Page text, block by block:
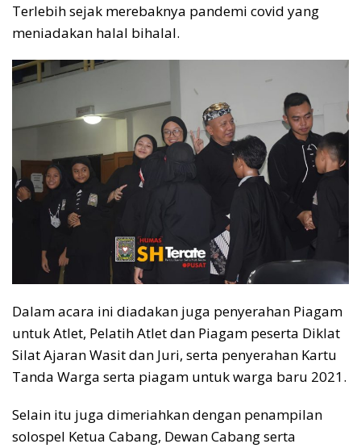
Terlebih sejak merebaknya pandemi covid yang
meniadakan halal bihalal.
Dalam acara ini diadakan juga penyerahan Piagam
untuk Atlet, Pelatih Atlet dan Piagam peserta Diklat
Silat Ajaran Wasit dan Juri, serta penyerahan Kartu
Tanda Warga serta piagam untuk warga baru 2021.
Selain itu juga dimeriahkan dengan penampilan
solospel Ketua Cabang, Dewan Cabang serta